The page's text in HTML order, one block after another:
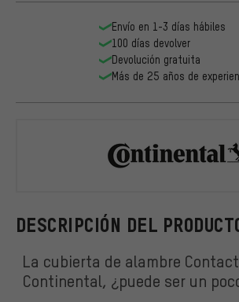
DESCRIPCIÓN DEL
La cubierta de alambre
Continental, ¿puede ser un
Envío en 1-3 días hábiles
100 días devolver
Devolución gratuita
Más de 25 años de